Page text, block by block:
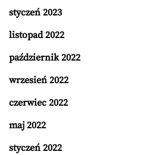
styczeń 2023
listopad 2022
październik 2022
wrzesień 2022
czerwiec 2022
maj 2022
styczeń 2022